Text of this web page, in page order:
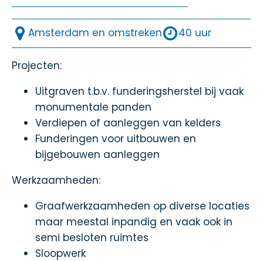
Amsterdam en omstreken 40 uur
Projecten:
Uitgraven t.b.v. funderingsherstel bij vaak
monumentale panden
Verdiepen of aanleggen van kelders
Funderingen voor uitbouwen en
bijgebouwen aanleggen
Werkzaamheden:
Graafwerkzaamheden op diverse locaties
maar meestal inpandig en vaak ook in
semi besloten ruimtes
Sloopwerk